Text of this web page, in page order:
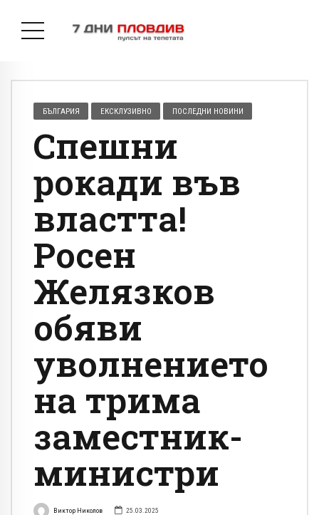
БЪЛГАРИЯ ЕКСКЛУЗИВНО ПОСЛЕДНИ НОВИНИ
Спешни
рокади във
властта!
Росен
Желязков
обяви
уволнението
на трима
заместник-
министри
Виктор Николов 25.03.2025